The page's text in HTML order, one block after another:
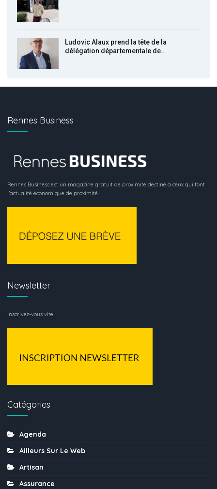
Ludovic Alaux prend la tête de la
délégation départementale de…
Rennes Business
Rennes Business est un magazine gratuit de proximité destiné à ceux qui font
l’actualité économique de proximité.
Newsletter
Inscrivez-vous vite
Catégories
Agenda
Ailleurs Sur Le Web
Artisan
Assurance